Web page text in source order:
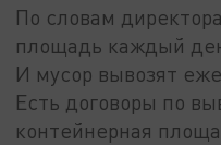
По словам
площадь каждый
И мусор вывозят
Есть договоры по
контейнерная